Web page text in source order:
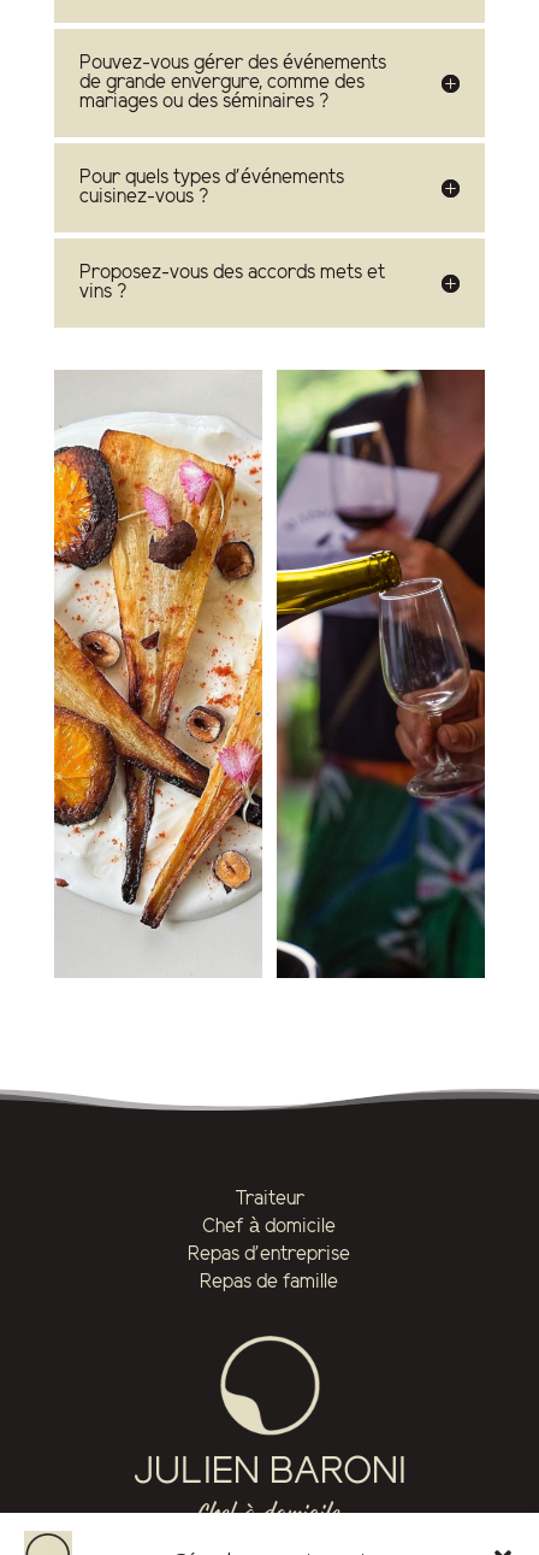
Pouvez-vous gérer des événements
de grande envergure, comme des
mariages ou des séminaires ?
Pour quels types d'événements
cuisinez-vous ?
Proposez-vous des accords mets et
vins ?
Traiteur
Chef à domicile
Repas d'entreprise
Repas de famille
JULIEN BARONI
Chef à domicile